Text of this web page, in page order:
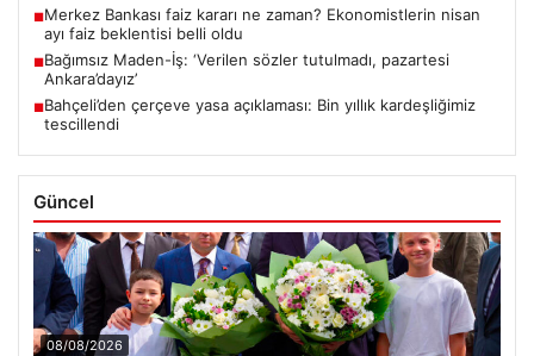
■Merkez Bankası faiz kararı ne zaman? Ekonomistlerin nisan
ayı faiz beklentisi belli oldu
■Bağımsız Maden-İş: ‘Verilen sözler tutulmadı, pazartesi
Ankara’dayız’
■Bahçeli’den çerçeve yasa açıklaması: Bin yıllık kardeşliğimiz
tescillendi
Güncel
08/08/2026